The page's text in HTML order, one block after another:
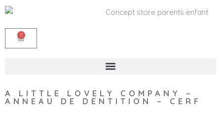
0
A LITTLE LOVELY COMPANY –
ANNEAU DE DENTITION – CERF